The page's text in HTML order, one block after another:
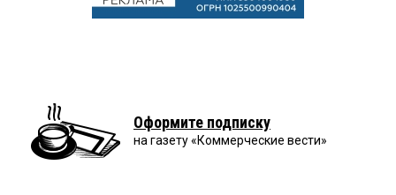
Оформите подписку
на газету «Коммерческие вести»